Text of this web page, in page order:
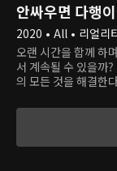
안싸우면 다행
2020 • All • 리얼리
오랜 시간을 함께 하
서 계속될 수 있을까
의 모든 것을 해결한